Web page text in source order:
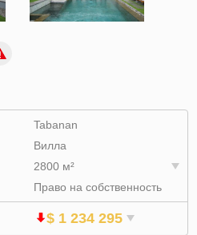
Tabanan
Вилла
2800 м²
Право на собственность
$ 1 234 295